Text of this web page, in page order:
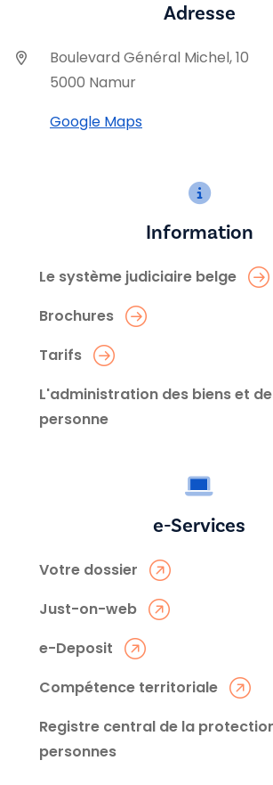
Adresse
Boulevard Général Michel, 10
5000 Namur
Google Maps
Information
Le système judiciaire belge
Brochures
Tarifs
L'administration des biens et
personne
e-Services
Votre dossier
Just-on-web
e-Deposit
Compétence territoriale
Registre central de la
personnes